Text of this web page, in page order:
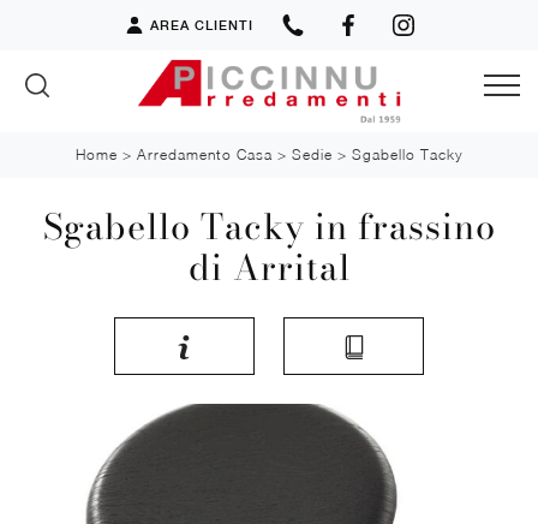
AREA CLIENTI
Home > Arredamento Casa > Sedie > Sgabello Tacky
Sgabello Tacky in frassino
di Arrital